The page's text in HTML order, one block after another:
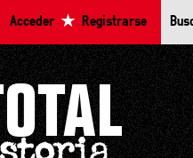
Acceder Registrarse